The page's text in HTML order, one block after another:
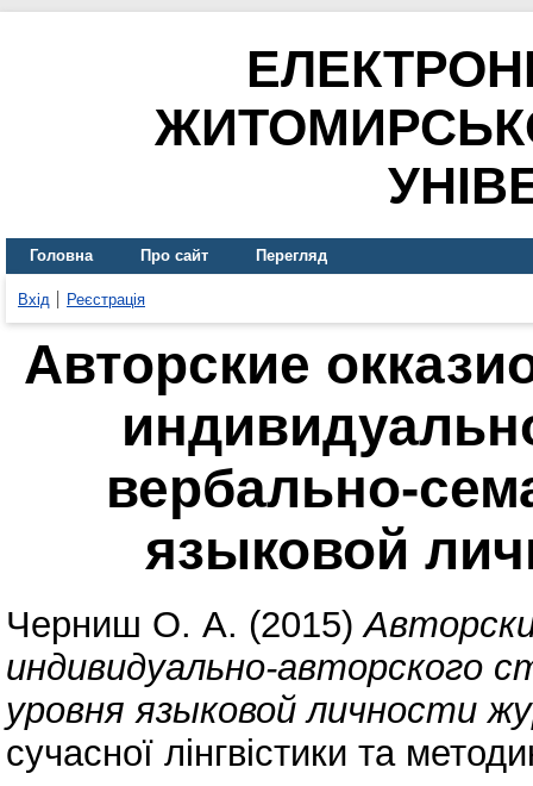
Головна Про сайт Перегляд
Вхід Реєстрація
Авторские
вербально-
языковой
Черниш О. А. (2015)
индивидуально-авторского
уровня языковой личности
сучасної лінгвістики та